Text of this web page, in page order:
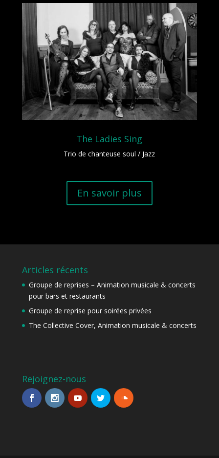
The Ladies Sing
Trio de chanteuse soul / Jazz
En savoir plus
Articles récents
Groupe de reprises – Animation musicale & concerts
pour bars et restaurants
Groupe de reprise pour soirées privées
The Collective Cover, Animation musicale & concerts
Rejoignez-nous